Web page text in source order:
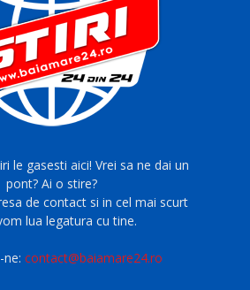
le gasesti aici! Vrei sa ne dai un
pont? Ai o stire?
de contact si in cel mai scurt
lua legatura cu tine.
ne:contact@baiamare24.ro